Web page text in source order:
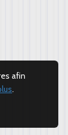
afin
.